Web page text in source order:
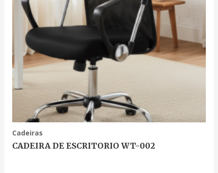
Cadeiras
CADEIRA DE ESCRITORIO WT-002